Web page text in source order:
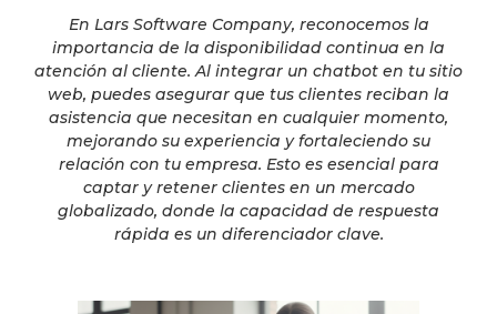
En Lars Software Company, reconocemos la
importancia de la disponibilidad continua en la
atención al cliente. Al integrar un chatbot en tu sitio
web, puedes asegurar que tus clientes reciban la
asistencia que necesitan en cualquier momento,
mejorando su experiencia y fortaleciendo su
relación con tu empresa. Esto es esencial para
captar y retener clientes en un mercado
globalizado, donde la capacidad de respuesta
rápida es un diferenciador clave.